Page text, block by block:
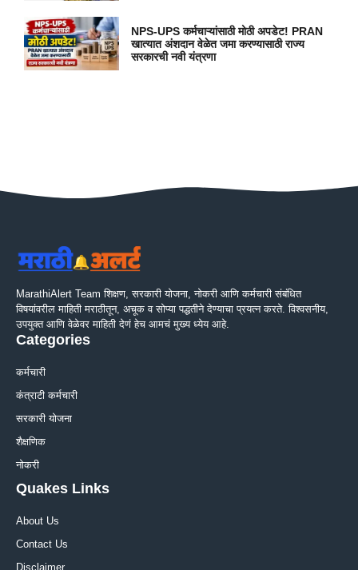
NPS-UPS कर्मचाऱ्यांसाठी मोठी अपडेट! PRAN
खात्यात अंशदान वेळेत जमा करण्यासाठी राज्य
सरकारची नवी यंत्रणा
MarathiAlert Team शिक्षण, सरकारी योजना, नोकरी आणि कर्मचारी संबंधित
विषयांवरील माहिती मराठीतून, अचूक व सोप्या पद्धतीने देण्याचा प्रयत्न करते. विश्वसनीय,
उपयुक्त आणि वेळेवर माहिती देणं हेच आमचं मुख्य ध्येय आहे.
Categories
कर्मचारी
कंत्राटी कर्मचारी
सरकारी योजना
शैक्षणिक
नोकरी
Quakes Links
About Us
Contact Us
Disclaimer